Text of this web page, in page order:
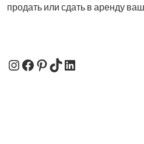
продать или сдать в аренду
Instagram
Facebook
Pinterest
TikTokLinkedIn